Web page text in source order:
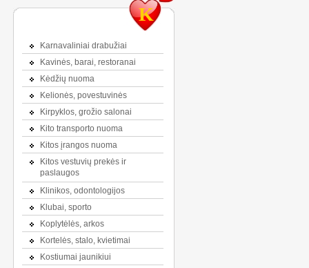
K
Karnavaliniai drabužiai
Kavinės, barai, restoranai
Kėdžių nuoma
Kelionės, povestuvinės
Kirpyklos, grožio salonai
Kito transporto nuoma
Kitos įrangos nuoma
Kitos vestuvių prekės ir
paslaugos
Klinikos, odontologijos
Klubai, sporto
Koplytėlės, arkos
Kortelės, stalo, kvietimai
Kostiumai jaunikiui